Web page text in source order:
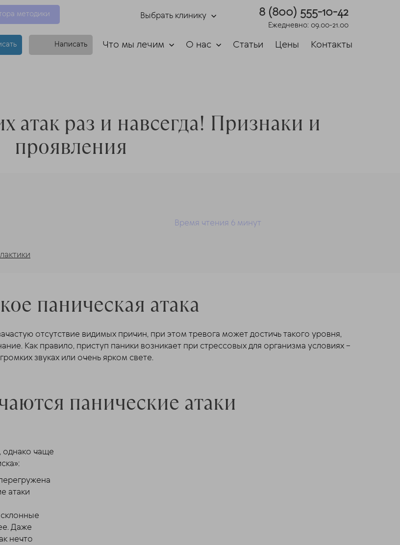
8 (800) 555-10-42
Ежедневно: 09.00-21.00
Выбрать клинику
методики
Написать Что мы лечим О нас Статьи Цены Контакты
атак раз и навсегда! Признаки и
проявления
Время чтения 6 минут
паническая атака
отсутствие видимых причин, при этом тревога может достичь такого уровня,
Как правило, приступ паники возникает при стрессовых для организма условиях –
звуках или очень ярком свете.
панические атаки
однако чаще
атаки
Даже
нечто